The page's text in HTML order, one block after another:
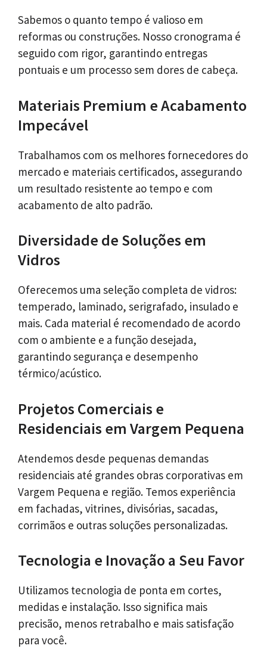
Sabemos o quanto tempo é valioso em
reformas ou construções. Nosso cronograma é
seguido com rigor, garantindo entregas
pontuais e um processo sem dores de cabeça.
Materiais Premium e Acabamento
Impecável
Trabalhamos com os melhores fornecedores do
mercado e materiais certificados, assegurando
um resultado resistente ao tempo e com
acabamento de alto padrão.
Diversidade de Soluções em
Vidros
Oferecemos uma seleção completa de vidros:
temperado, laminado, serigrafado, insulado e
mais. Cada material é recomendado de acordo
com o ambiente e a função desejada,
garantindo segurança e desempenho
térmico/acústico.
Projetos Comerciais e
Residenciais em Vargem Pequena
Atendemos desde pequenas demandas
residenciais até grandes obras corporativas em
Vargem Pequena e região. Temos experiência
em fachadas, vitrines, divisórias, sacadas,
corrimãos e outras soluções personalizadas.
Tecnologia e Inovação a Seu Favor
Utilizamos tecnologia de ponta em cortes,
medidas e instalação. Isso significa mais
precisão, menos retrabalho e mais satisfação
para você.